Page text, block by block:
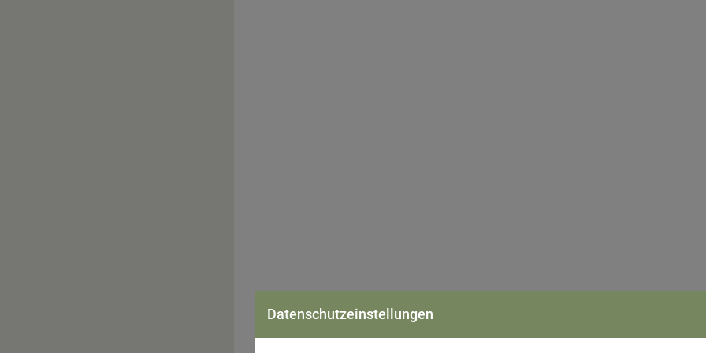
Wien – Neapel – sorrentinische Halbinsel
Flug von Wien nach Neapel. Empfang durch unsere deutschsprechende
Datenschutzeinstellungen